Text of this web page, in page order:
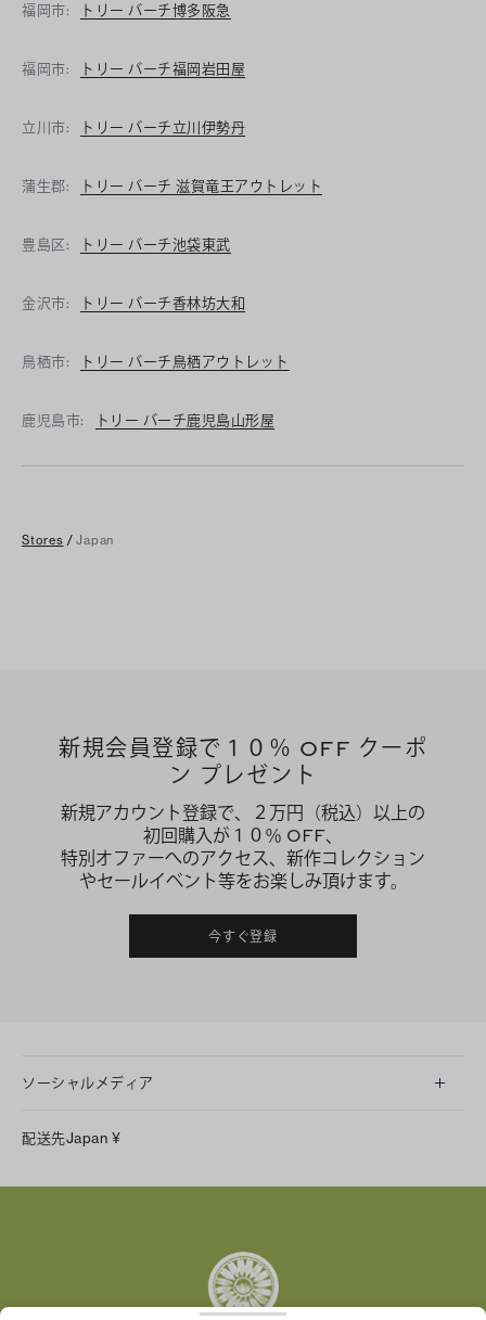
福岡市: トリー バーチ博多阪急
福岡市: トリー バーチ福岡岩田屋
立川市: トリー バーチ立川伊勢丹
蒲生郡: トリー バーチ 滋賀竜王アウトレット
豊島区: トリー バーチ池袋東武
金沢市: トリー バーチ香林坊大和
鳥栖市: トリー バーチ鳥栖アウトレット
鹿児島市: トリー バーチ鹿児島山形屋
Stores / Japan
新規会員登録で１０％ OFF クーポ
ン プレゼント
新規アカウント登録で、２万円（税込）以上の
初回購入が１０％ OFF、
特別オファーへのアクセス、新作コレクション
やセールイベント等をお楽しみ頂けます。
今すぐ登録
ソーシャルメディア
Facebook
配送先Japan ¥